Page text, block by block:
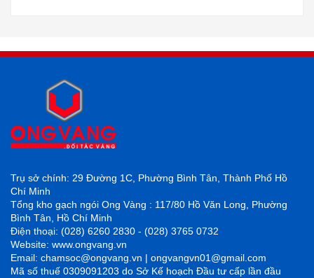
Trụ sở chính: 29 Đường 1C, Phường Bình Tân, Thành Phố Hồ
Chí Minh
Tổng kho gạch ngói Ong Vàng : 117/80 Hồ Văn Long, Phường
Bình Tân, Hồ Chí Minh
Điện thoại: (028) 6260 2830 - (028) 3765 0732
Website: www.ongvang.vn
Email: chamsoc@ongvang.vn | ongvangvn01@gmail.com
Mã số thuế 0309091203 do Sở Kế hoạch Đầu tư cấp lần đầu